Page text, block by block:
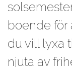
boende för
du vill lyxa
njuta av